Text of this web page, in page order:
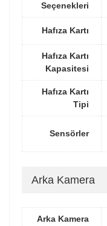
Seçenekleri
Hafıza Kartı
Hafıza Kartı
Kapasitesi
Hafıza Kartı
Tipi
Sensörler
Arka Kamera
Arka Kamera